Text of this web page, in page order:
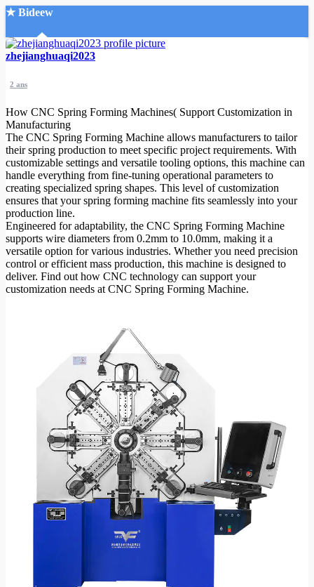
★ Bideew
Accueil
Recherche Avancée
Mon compte
Connexion
Créer un compte
Mode nuit
zhejianghuaqi2023
2 ans
How CNC Spring Forming Machines( Support Customization in
Manufacturing
The CNC Spring Forming Machine allows manufacturers to tailor
their spring production to meet specific project requirements. With
customizable settings and versatile tooling options, this machine can
handle everything from fine-tuning operational parameters to
creating specialized spring shapes. This level of customization
ensures that your spring forming machine fits seamlessly into your
production line.
Engineered for adaptability, the CNC Spring Forming Machine
supports wire diameters from 0.2mm to 10.0mm, making it a
versatile option for various industries. Whether you need precision
control or efficient mass production, this machine is designed to
deliver. Find out how CNC technology can support your
customization needs at CNC Spring Forming Machine.